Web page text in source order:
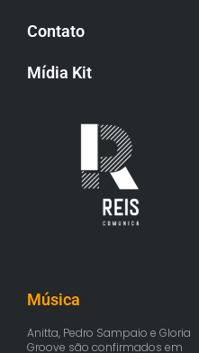
Contato
Mídia Kit
Música
Anitta, Pedro Sampaio e Gloria
Groove são confirmados em